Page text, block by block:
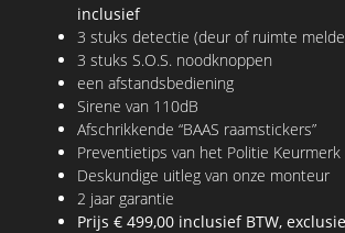
inclusief
3 stuks detectie (deur of ruimte
3 stuks S.O.S. noodknoppen
een afstandsbediening
Sirene van 110dB
Afschrikkende “BAAS raamstickers”
Preventietips van het Politie Keurmerk
Deskundige uitleg van onze monteur
2 jaar garantie
Prijs € 499,00 inclusief BTW,